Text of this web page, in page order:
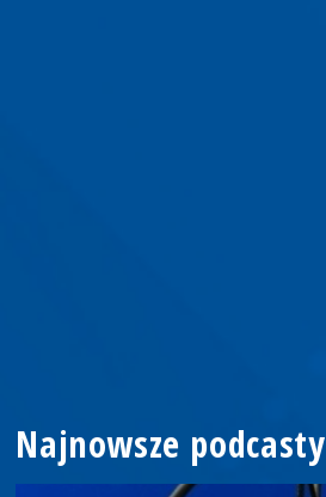
Najnowsze podcasty